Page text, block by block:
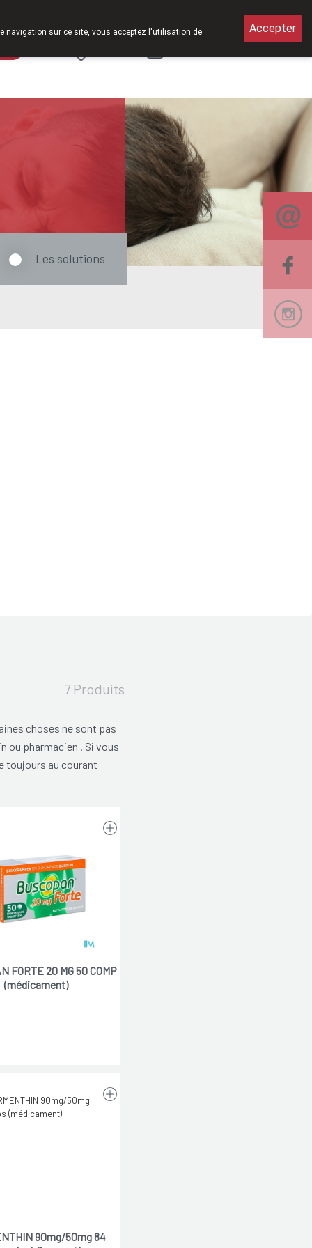
Les solutions
7 Produits
choses ne sont pas
ou pharmacien . Si vous
toujours au courant
FORTE 20 MG 50 COMP
(médicament)
90mg/50mg 84
navigation sur ce site, vous acceptez l'utilisation de
Accepter